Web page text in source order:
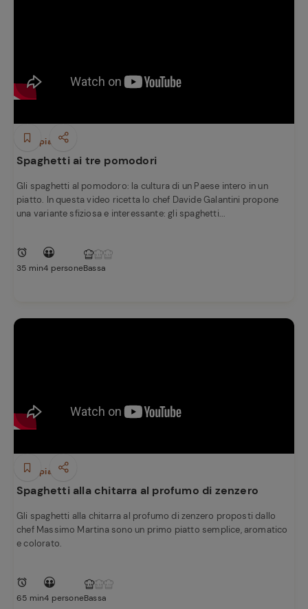
Primi piatti
Spaghetti ai tre pomodori
Gli spaghetti al pomodoro: la cultura di un Paese intero in un
piatto. In questa video ricetta lo chef Davide Galantini propone
una variante sfiziosa e interessante: gli spaghetti...
35 min4 personeBassa
Primi piatti
Spaghetti alla chitarra al profumo di zenzero
Gli spaghetti alla chitarra al profumo di zenzero proposti dallo
chef Massimo Martina sono un primo piatto semplice, aromatico
e colorato.
65 min4 personeBassa